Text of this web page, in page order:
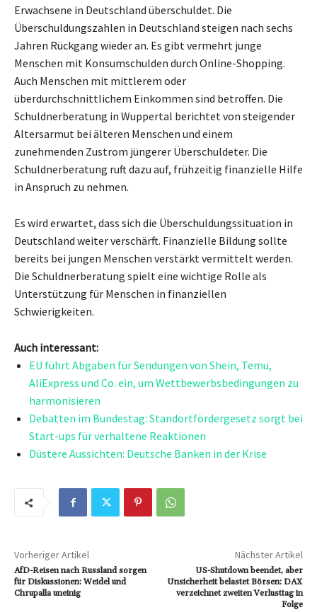
Erwachsene in Deutschland überschuldet. Die
Überschuldungszahlen in Deutschland steigen nach sechs
Jahren Rückgang wieder an. Es gibt vermehrt junge
Menschen mit Konsumschulden durch Online-Shopping.
Auch Menschen mit mittlerem oder
überdurchschnittlichem Einkommen sind betroffen. Die
Schuldnerberatung in Wuppertal berichtet von steigender
Altersarmut bei älteren Menschen und einem
zunehmenden Zustrom jüngerer Überschuldeter. Die
Schuldnerberatung ruft dazu auf, frühzeitig finanzielle Hilfe
in Anspruch zu nehmen.
Es wird erwartet, dass sich die Überschuldungssituation in
Deutschland weiter verschärft. Finanzielle Bildung sollte
bereits bei jungen Menschen verstärkt vermittelt werden.
Die Schuldnerberatung spielt eine wichtige Rolle als
Unterstützung für Menschen in finanziellen
Schwierigkeiten.
Auch interessant:
EU führt Abgaben für Sendungen von Shein, Temu,
AliExpress und Co. ein, um Wettbewerbsbedingungen zu
harmonisieren
Debatten im Bundestag: Standortfördergesetz sorgt bei
Start-ups für verhaltene Reaktionen
Düstere Aussichten: Deutsche Banken in der Krise
Vorheriger Artikel
AfD-Reisen nach Russland sorgen
für Diskussionen: Weidel und
Chrupalla uneinig
Nächster Artikel
US-Shutdown beendet, aber
Unsicherheit belastet Börsen: DAX
verzeichnet zweiten Verlusttag in
Folge